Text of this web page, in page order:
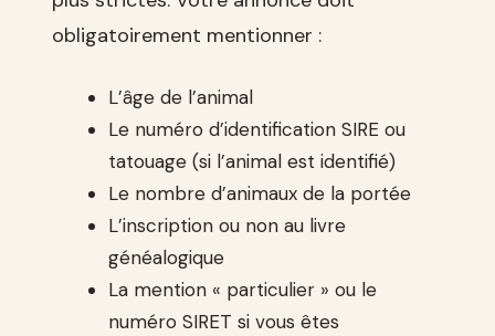
obligatoirement mentionner :
L’âge de l’animal
Le numéro d’identification SIRE ou
tatouage (si l’animal est identifié)
Le nombre d’animaux de la portée
L’inscription ou non au livre
généalogique
La mention « particulier » ou le
numéro SIRET si vous êtes